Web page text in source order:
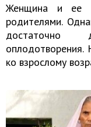
Женщина и ее
родителями.
достаточно
оплодотворения.
ко взрослому